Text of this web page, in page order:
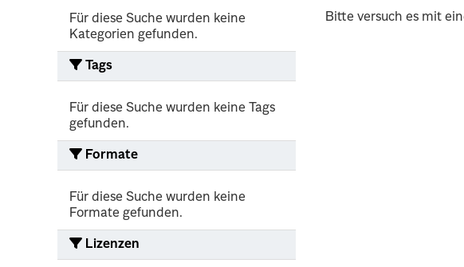
Für diese Suche wurden keine
Kategorien gefunden.
Tags
Für diese Suche wurden keine Tags
gefunden.
Formate
Für diese Suche wurden keine
Formate gefunden.
Lizenzen
Bitte versuch es mit